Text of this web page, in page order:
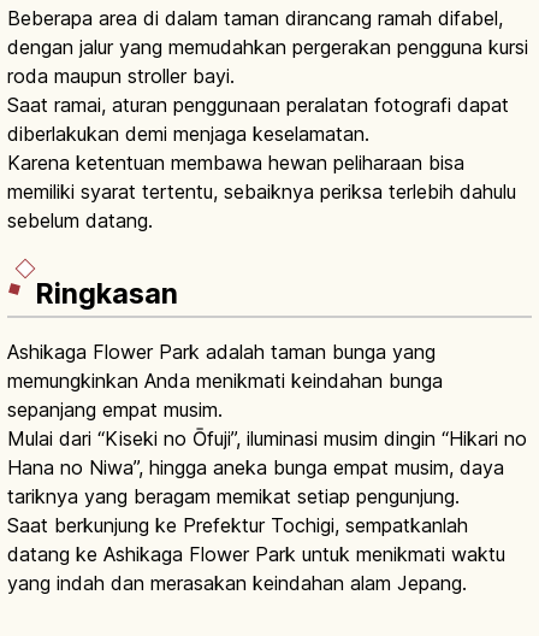
Beberapa area di dalam taman dirancang ramah difabel,
dengan jalur yang memudahkan pergerakan pengguna kursi
roda maupun stroller bayi.
Saat ramai, aturan penggunaan peralatan fotografi dapat
diberlakukan demi menjaga keselamatan.
Karena ketentuan membawa hewan peliharaan bisa
memiliki syarat tertentu, sebaiknya periksa terlebih dahulu
sebelum datang.
Ringkasan
Ashikaga Flower Park adalah taman bunga yang
memungkinkan Anda menikmati keindahan bunga
sepanjang empat musim.
Mulai dari “Kiseki no Ōfuji”, iluminasi musim dingin “Hikari no
Hana no Niwa”, hingga aneka bunga empat musim, daya
tariknya yang beragam memikat setiap pengunjung.
Saat berkunjung ke Prefektur Tochigi, sempatkanlah
datang ke Ashikaga Flower Park untuk menikmati waktu
yang indah dan merasakan keindahan alam Jepang.